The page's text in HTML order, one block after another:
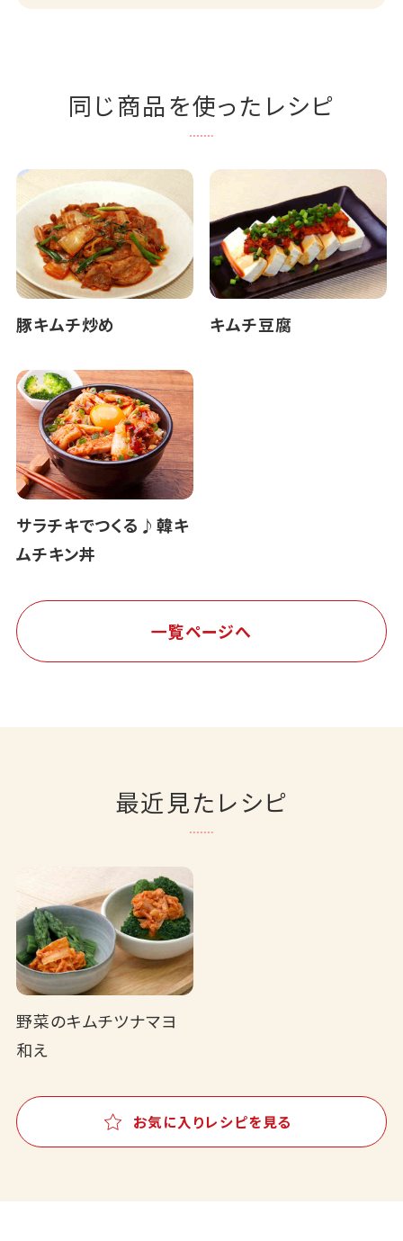
同じ商品を使ったレシピ
豚キムチ炒め キムチ豆腐
サラチキでつくる♪韓キ
ムチキン丼
一覧ページへ
最近見たレシピ
野菜のキムチツナマヨ
和え
お気に入りレシピを見る